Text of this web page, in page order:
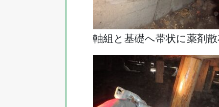
軸組と基礎へ帯状に薬剤